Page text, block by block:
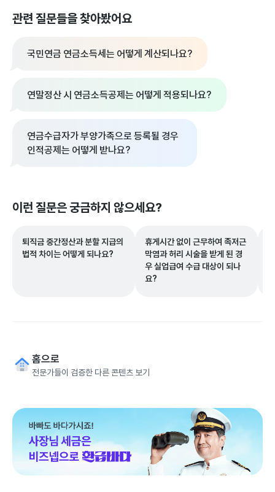
관련 질문들을 찾아봤어요
국민연금 연금소득세는 어떻게 계산되나요?
연말정산 시 연금소득공제는 어떻게 적용되나요?
연금수급자가 부양가족으로 등록될 경우
인적공제는 어떻게 받나요?
이런 질문은 궁금하지 않으세요?
퇴직금 중간정산과 분할 지급의
법적 차이는 어떻게 되나요?
휴게시간 없이 근무하여 족저근
막염과 허리 시술을 받게 된 경
우 실업급여 수급 대상이 되나
요?
홈으로
전문가들이 검증한 다른 콘텐츠 보기